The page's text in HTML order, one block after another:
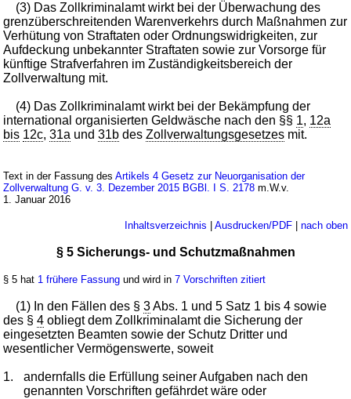
(3) Das Zollkriminalamt wirkt bei der Überwachung des
grenzüberschreitenden Warenverkehrs durch Maßnahmen zur
Verhütung von Straftaten oder Ordnungswidrigkeiten, zur
Aufdeckung unbekannter Straftaten sowie zur Vorsorge für
künftige Strafverfahren im Zuständigkeitsbereich der
Zollverwaltung mit.
(4) Das Zollkriminalamt wirkt bei der Bekämpfung der
international organisierten Geldwäsche nach den §§ 1, 12a
bis 12c,31a und31b desZollverwaltungsgesetzes mit.
Text in der Fassung desArtikels 4 Gesetz zur Neuorganisation der
Zollverwaltung G. v. 3. Dezember 2015 BGBl. I S. 2178 m.W.v.
1. Januar 2016
Inhaltsverzeichnis Ausdrucken/PDF| nach oben
§ 5 Sicherungs- und Schutzmaßnahmen
§ 5 hat 1 frühere Fassung und wird in7 Vorschriften zitiert
(1) In den Fällen des §3Abs. 1 und 5 Satz 1 bis 4 sowie
des §4 obliegt dem Zollkriminalamt die Sicherung der
eingesetzten Beamten sowie der Schutz Dritter und
wesentlicher Vermögenswerte, soweit
1.
andernfalls die Erfüllung seiner Aufgaben nach den
genannten Vorschriften gefährdet wäre oder